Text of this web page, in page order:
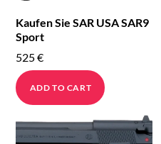
Kaufen Sie SAR USA SAR9
Sport
525€
ADD TO CART